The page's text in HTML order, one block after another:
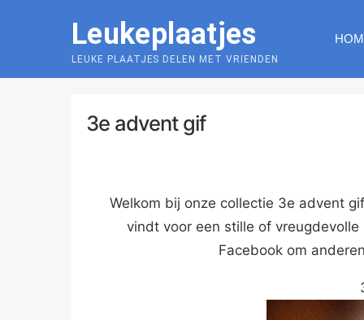
Leukeplaatjes
LEUKE PLAATJES DELEN MET VRIENDEN
3e advent gif
Welkom bij onze collectie 3e advent
vindt voor een stille of
Facebook om